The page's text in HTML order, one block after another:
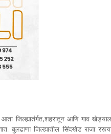
जिल्ह्यातंर्गत,शहरातून आणि गाव
जिल्ह्यातील सिंदखेड राजा